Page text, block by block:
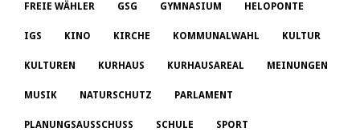
FREIE WÄHLER GSG GYMNASIUM HELOPONTE
IGS KINO KIRCHE KOMMUNALWAHL KULTUR
KULTUREN KURHAUS KURHAUSAREAL MEINUNGEN
MUSIK NATURSCHUTZ PARLAMENT
PLANUNGSAUSSCHUSS SCHULE SPORT